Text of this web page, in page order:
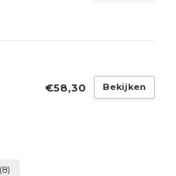
€58,30 Bekijken
(8)